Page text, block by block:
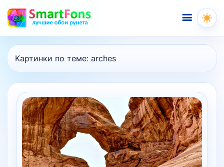
Меню
Картинки по теме: arches